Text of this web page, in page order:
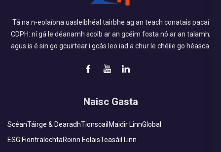
Tá na n-eolaíona uasleibhéal tairbhe ag an teach conatais pacaí
CDPH: ní gá le déanamh scolb ar an gcéim fosta nó ar an talamh;
agus is é sin go gcuirtear i gcás leo iad a chur le chéile go héasca.
Naisc Gasta
ScéanTáirge & DearadhTionscailMaidir LinnGlobal
ESG FiontraíochtaRoinn EolaisTeasáil Linn